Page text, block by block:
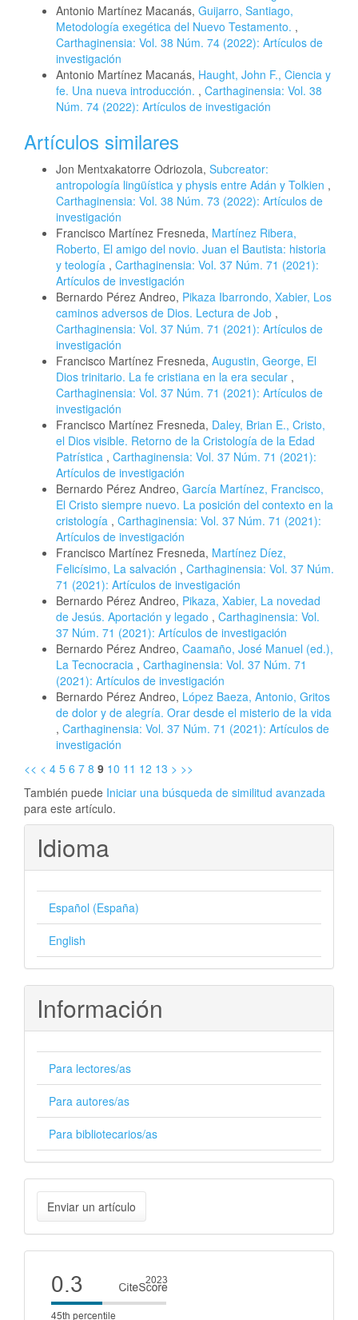
Antonio Martínez Macanás, Guijarro, Santiago,
Metodología exegética del Nuevo Testamento. ,
Carthaginensia: Vol. 38 Núm. 74 (2022): Artículos de
investigación
Antonio Martínez Macanás, Haught, John F., Ciencia y
fe. Una nueva introducción. , Carthaginensia: Vol. 38
Núm. 74 (2022): Artículos de investigación
Artículos similares
Jon Mentxakatorre Odriozola, Subcreator:
antropología lingüística y physis entre Adán y Tolkien ,
Carthaginensia: Vol. 38 Núm. 73 (2022): Artículos de
investigación
Francisco Martínez Fresneda, Martínez Ribera,
Roberto, El amigo del novio. Juan el Bautista: historia
y teología , Carthaginensia: Vol. 37 Núm. 71 (2021):
Artículos de investigación
Bernardo Pérez Andreo, Pikaza Ibarrondo, Xabier, Los
caminos adversos de Dios. Lectura de Job ,
Carthaginensia: Vol. 37 Núm. 71 (2021): Artículos de
investigación
Francisco Martínez Fresneda, Augustin, George, El
Dios trinitario. La fe cristiana en la era secular ,
Carthaginensia: Vol. 37 Núm. 71 (2021): Artículos de
investigación
Francisco Martínez Fresneda, Daley, Brian E., Cristo,
el Dios visible. Retorno de la Cristología de la Edad
Patrística , Carthaginensia: Vol. 37 Núm. 71 (2021):
Artículos de investigación
Bernardo Pérez Andreo, García Martínez, Francisco,
El Cristo siempre nuevo. La posición del contexto en la
cristología , Carthaginensia: Vol. 37 Núm. 71 (2021):
Artículos de investigación
Francisco Martínez Fresneda, Martínez Díez,
Felicísimo, La salvación , Carthaginensia: Vol. 37 Núm.
71 (2021): Artículos de investigación
Bernardo Pérez Andreo, Pikaza, Xabier, La novedad
de Jesús. Aportación y legado , Carthaginensia: Vol.
37 Núm. 71 (2021): Artículos de investigación
Bernardo Pérez Andreo, Caamaño, José Manuel (ed.),
La Tecnocracia , Carthaginensia: Vol. 37 Núm. 71
(2021): Artículos de investigación
Bernardo Pérez Andreo, López Baeza, Antonio, Gritos
de dolor y de alegría. Orar desde el misterio de la vida
, Carthaginensia: Vol. 37 Núm. 71 (2021): Artículos de
investigación
<< < 4 5 6 7 8 9 10 11 12 13 > >>
También puede Iniciar una búsqueda de similitud avanzada
para este artículo.
Idioma
Español (España)
English
Información
Para lectores/as
Para autores/as
Para bibliotecarios/as
Enviar
un
artículo
Enviar un artículo
Cite
score